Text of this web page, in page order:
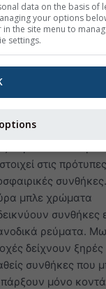
σε kelvin ανά
ύψους. Η
με λευκές
(πολύ
έχουν θετικές
έως κόκκινο. Το
στις πρότυπες
μπλε χρώματα
συνθήκες
ρεύματα.
δείχνουν ξηρές
συνθήκες που
μόνο
data on the basis of
your options
the site menu to
settings.